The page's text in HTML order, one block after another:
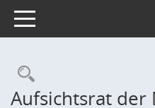
Toggle navigation
Aufsichtsrat der